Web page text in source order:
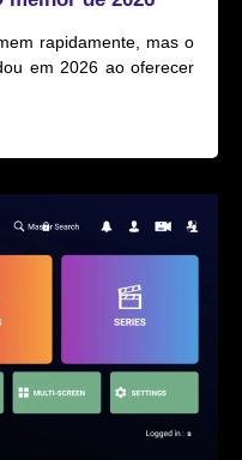
rapidamente, mas o
em 2026 ao oferecer